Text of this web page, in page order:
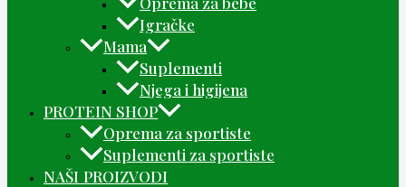
Igračke
Mama
Suplementi
Njega i higijena
PROTEIN SHOP
Oprema za sportiste
Suplementi za sportiste
NAŠI PROIZVODI